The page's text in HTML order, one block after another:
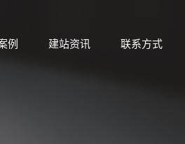
例 建站资讯 联系方式